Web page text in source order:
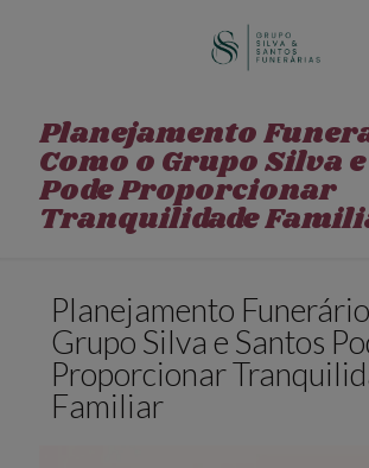
Planejamento
Como o Grupo Silva
Pode Proporcionar
Tranquilidade
Planejamento
Grupo Silva e Santos
Proporcionar
Familiar